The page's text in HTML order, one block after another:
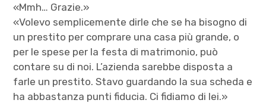
«Mmh… Grazie.»
«Volevo semplicemente dirle che se ha bisogno di
un prestito per comprare una casa più grande, o
per le spese per la festa di matrimonio, può
contare su di noi. L’azienda sarebbe disposta a
farle un prestito. Stavo guardando la sua scheda e
ha abbastanza punti fiducia. Ci fidiamo di lei.»